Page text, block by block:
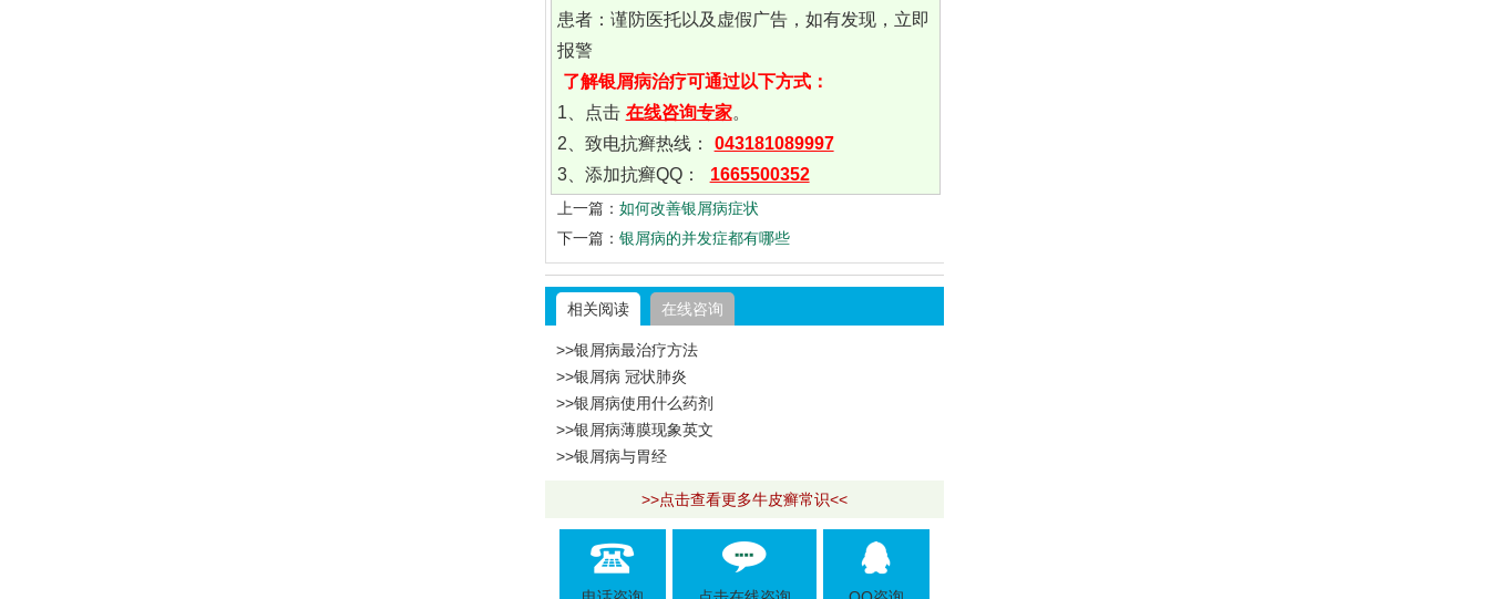
患者：谨防医托以及虚假广告，如有发现，立即
报警
了解银屑病治疗可通过以下方式：
1、点击 在线咨询专家。
2、致电抗癣热线：
043181089997
3、添加抗癣QQ：
1665500352
上一篇： 如何改善银屑病症状
下一篇： 银屑病的并发症都有哪些
相关阅读 在线咨询
>>银屑病最治疗方法
>>银屑病 冠状肺炎
>>银屑病使用什么药剂
>>银屑病薄膜现象英文
>>银屑病与胃经
>>点击查看更多牛皮癣常识<<